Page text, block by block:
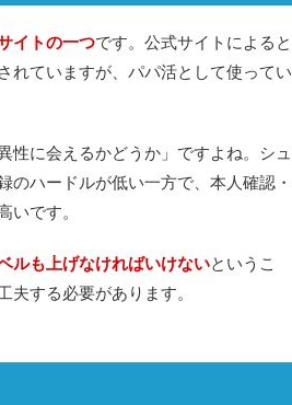
イトの一つです。公式サイトによると
れていますが、パパ活として使ってい
性に会えるかどうか」ですよね。シュ
のハードルが低い一方で、本人確認・
いです。
ルも上げなければいけないというこ
夫する必要があります。